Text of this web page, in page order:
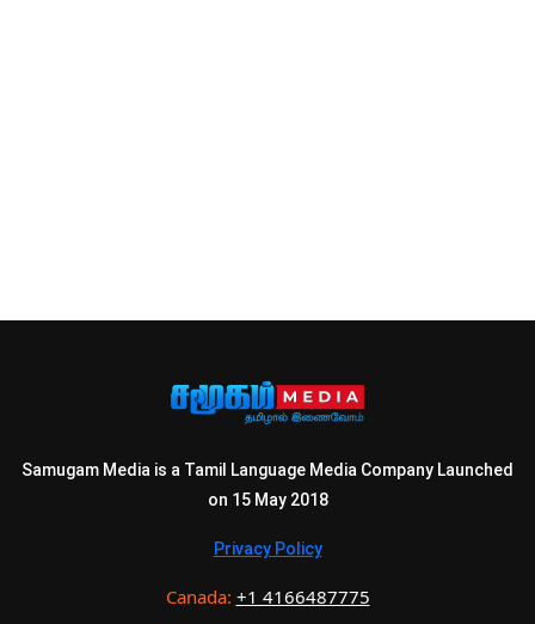
Samugam Media is a Tamil Language Media Company Launched
on 15 May 2018
Privacy Policy
Canada: +1 4166487775